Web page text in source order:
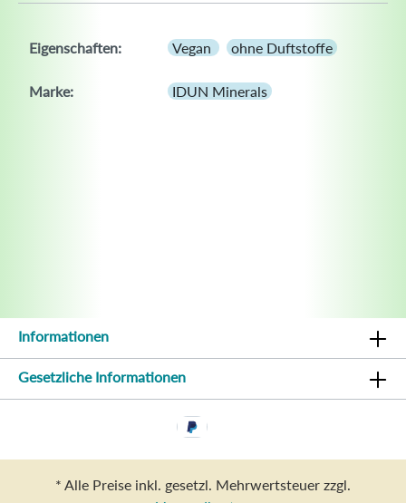
Eigenschaften: Vegan ohne Duftstoffe
Marke: IDUN Minerals
Informationen
Gesetzliche Informationen
* Alle Preise inkl. gesetzl. Mehrwertsteuer zzgl.